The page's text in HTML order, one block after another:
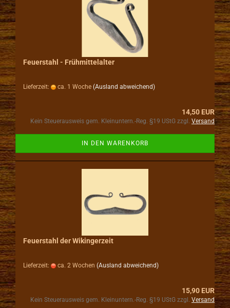
Feuerstahl - Frühmittelalter
Lieferzeit: ca. 1 Woche (Ausland abweichend)
14,50 EUR
Kein Steuerausweis gem. Kleinuntern.-Reg. §19 UStG zzgl. Versand
IN DEN WARENKORB
Feuerstahl der Wikingerzeit
Lieferzeit: ca. 2 Wochen (Ausland abweichend)
15,90 EUR
Kein Steuerausweis gem. Kleinuntern.-Reg. §19 UStG zzgl. Versand